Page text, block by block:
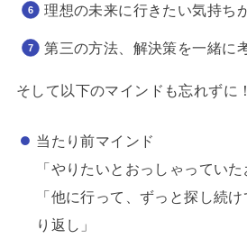
理想の未来に行きたい気持ち
第三の方法、解決策を一緒に
そして以下のマインドも忘れずに！
当たり前マインド
「やりたいとおっしゃってい
「他に行って、ずっと探し続
り返し」